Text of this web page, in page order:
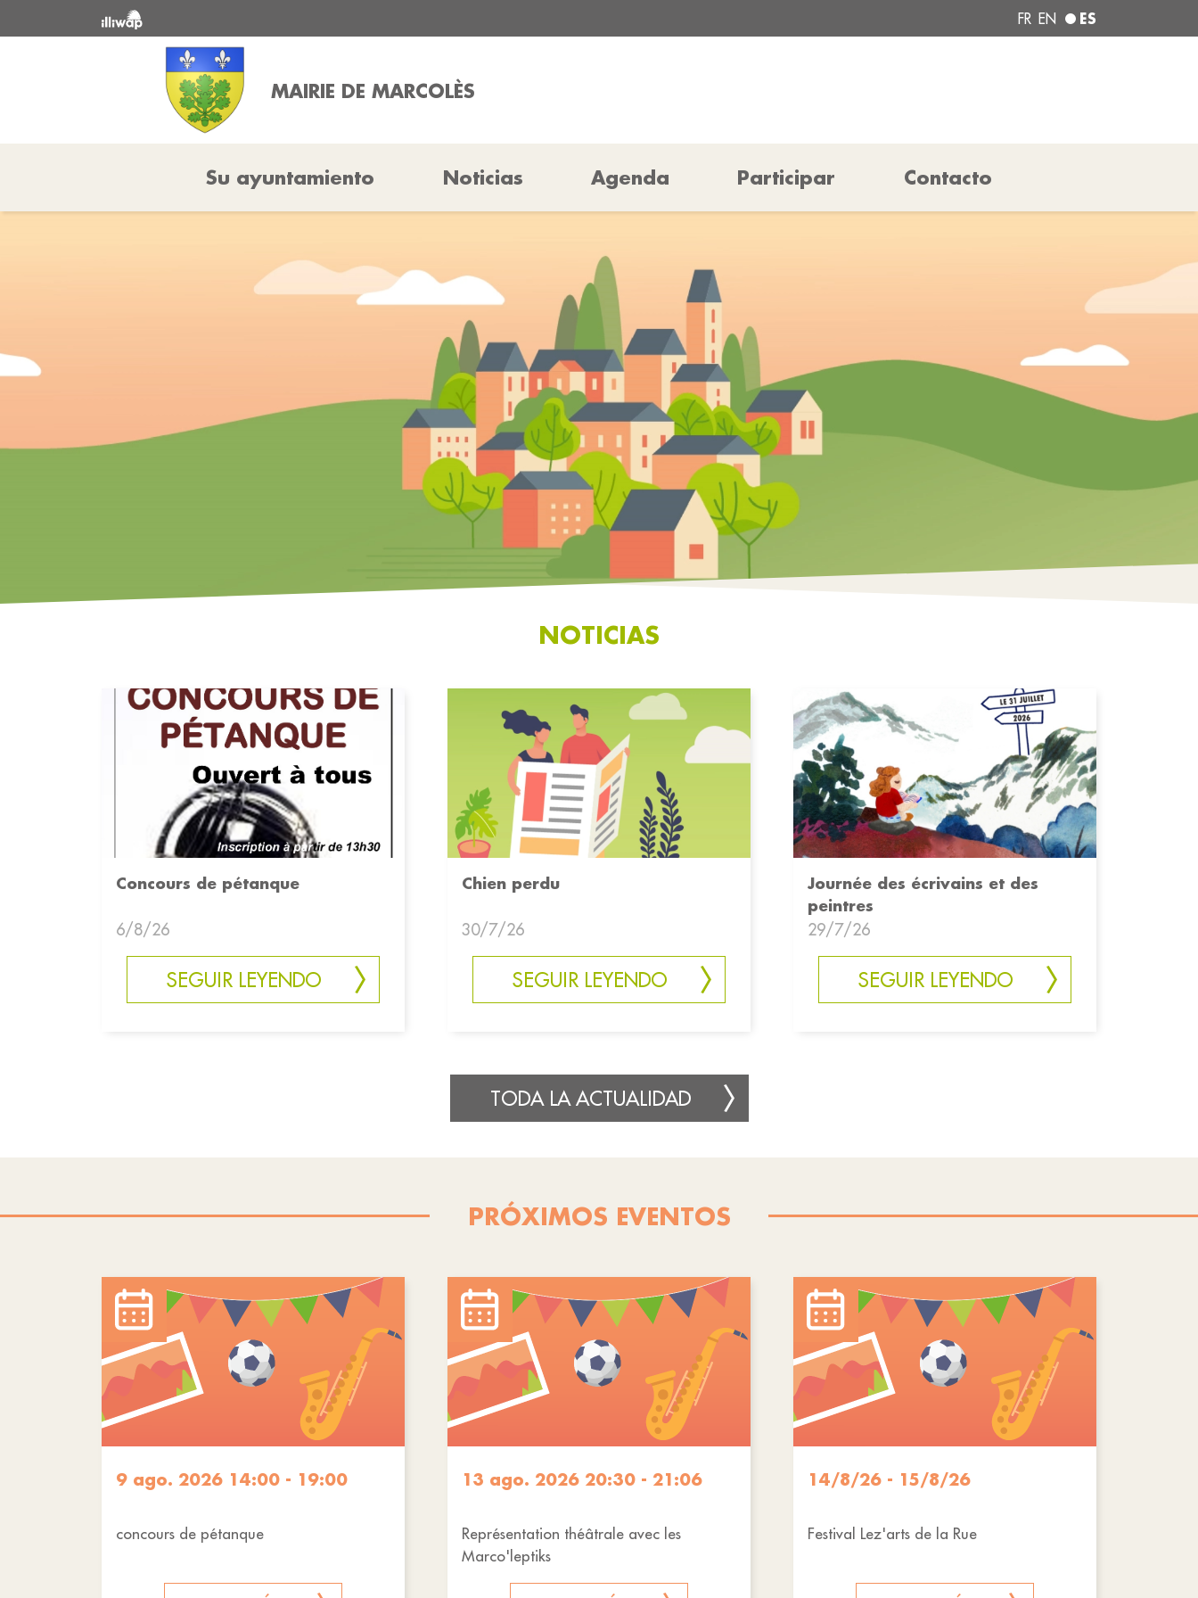
FR EN ES
MAIRIE DE MARCOLÈS
Su ayuntamiento Noticias Agenda Participar Contacto
NOTICIAS
Concours de pétanque
6/8/26
SEGUIR LEYENDO
Chien perdu
30/7/26
SEGUIR LEYENDO
Journée des écrivains et des
peintres
29/7/26
SEGUIR LEYENDO
TODA LA ACTUALIDAD
PRÓXIMOS EVENTOS
9 ago. 2026 14:00 - 19:00
concours de pétanque
13 ago. 2026 20:30 - 21:06
Représentation théâtrale avec les
Marco'leptiks
14/8/26 - 15/8/26
Festival Lez'arts de la Rue